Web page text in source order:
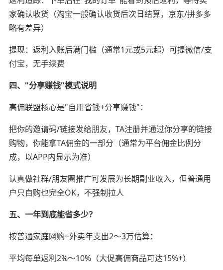
家确认收货（淘宝一般确认收货后次日结算，京东/拼多多
略有差异）
提现：返利入账后满门槛（通常1元或5元起）可提微信/支
付宝，无手续费
四、"分享赚钱"模式说明
高佣联盟核心是"自用省钱+分享赚钱"：
把你的邀请码/链接发给朋友，TA注册并通过你分享的链接
购物，你能拿TA佣金的一部分（通常为平台佣金比例分
成，以APP内显示为准）
认真做社群/朋友圈推广可发展为长期副业收入，但普通用
户只自购也完全OK，不强制拉人
五、一年到底能省多少？
按普通家庭网购+外卖年支出2～3万估算：
平均每单返利2%～10%（大促高佣商品可达15%+）